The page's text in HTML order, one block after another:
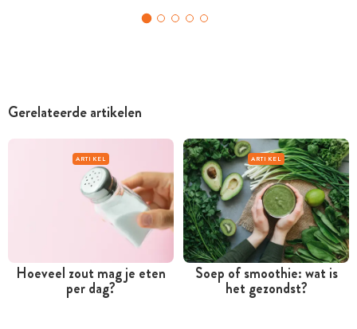
Gerelateerde artikelen
ARTIKEL
Hoeveel zout mag je eten
per dag?
ARTIKEL
Soep of smoothie: wat is
het gezondst?